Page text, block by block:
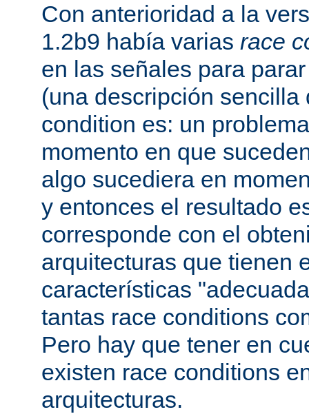
Con anterioridad a la
1.2b9 había varias race
en las señales para
(una descripción sencilla
condition es: un
momento en que
algo sucediera en
y entonces el resultado
corresponde con el
arquitecturas que tienen
características
tantas race conditions
Pero hay que tener en
existen race conditions
arquitecturas.